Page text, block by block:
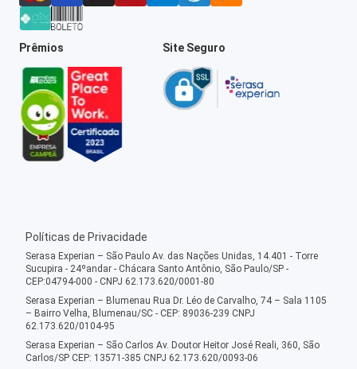
Prêmios Site Seguro
Políticas de Privacidade
Serasa Experian – São Paulo Av. das Nações Unidas, 14.401 - Torre
Sucupira - 24ºandar - Chácara Santo Antônio, São Paulo/SP -
CEP:04794-000 - CNPJ 62.173.620/0001-80
Serasa Experian – Blumenau Rua Dr. Léo de Carvalho, 74 – Sala 1105
– Bairro Velha, Blumenau/SC - CEP: 89036-239 CNPJ
62.173.620/0104-95
Serasa Experian – São Carlos Av. Doutor Heitor José Reali, 360, São
Carlos/SP CEP: 13571-385 CNPJ 62.173.620/0093-06